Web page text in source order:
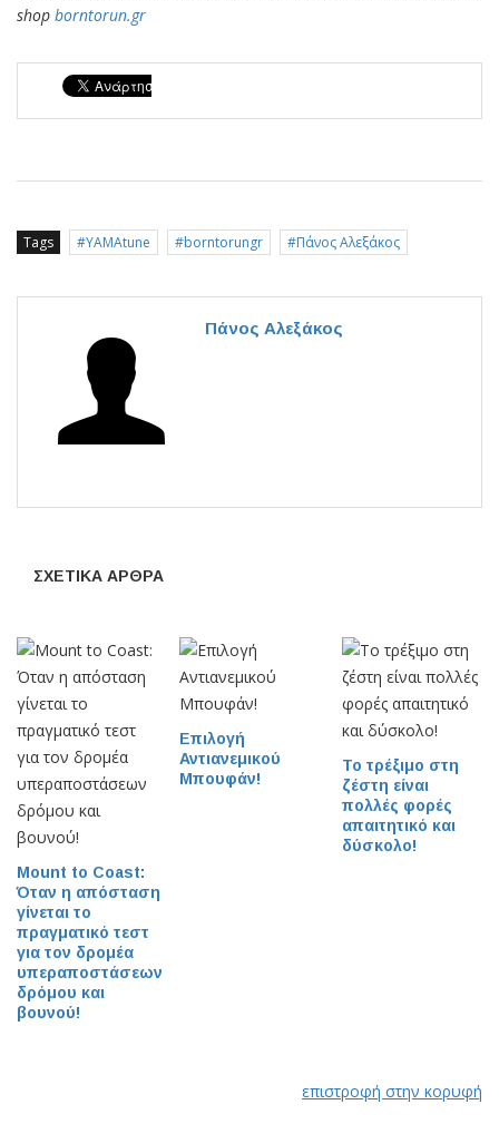
shop borntorun.gr
Tags YAMAtune borntorungr Πάνος Αλεξάκος
Πάνος Αλεξάκος
ΣΧΕΤΙΚΆ ΆΡΘΡΑ
Mount to Coast:
Όταν η απόσταση
γίνεται το
πραγματικό τεστ
για τον δρομέα
υπεραποστάσεων
δρόμου και
βουνού!
Επιλογή
Αντιανεμικού
Μπουφάν!
Το τρέξιμο στη
ζέστη είναι
πολλές φορές
απαιτητικό και
δύσκολο!
επιστροφή στην κορυφή